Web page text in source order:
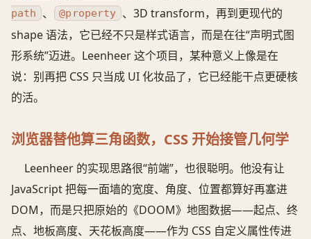
path
、 @property 、3D transform，再到更现代的
shape 语法，它已经不只是样式语言，而是在往“声明式图
形系统”迈进。Leenheer 这个项目，某种意义上像是在
说：别再把 CSS 只当成 UI 化妆品了，它已经能干点更硬核
的活。
浏览器替他算三角函数，CSS 开始接管几何学
Leenheer 的实现思路很“前端”，也很聪明。他没有让
JavaScript 把每一面墙的宽度、角度、位置都算好再塞进
DOM，而是只把原始的《DOOM》地图数据——起点、终
点、地板高度、天花板高度——作为 CSS 自定义属性传进